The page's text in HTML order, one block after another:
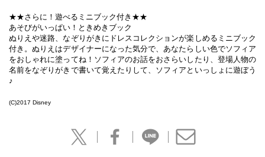
★★さらに！遊べるミニブック付き★★
あそびがいっぱい！ときめきブック
ぬりえや迷路、なぞりがきにドレスコレクションが楽しめるミニブック
付き。ぬりえはデザイナーになった気分で、あなたらしい色でソフィア
をおしゃれに塗ってね！ソフィアのお話をおさらいしたり、登場人物の
名前をなぞりがきで書いて覚えたりして、ソフィアといっしょに遊ぼう
♪
(C)2017 Disney